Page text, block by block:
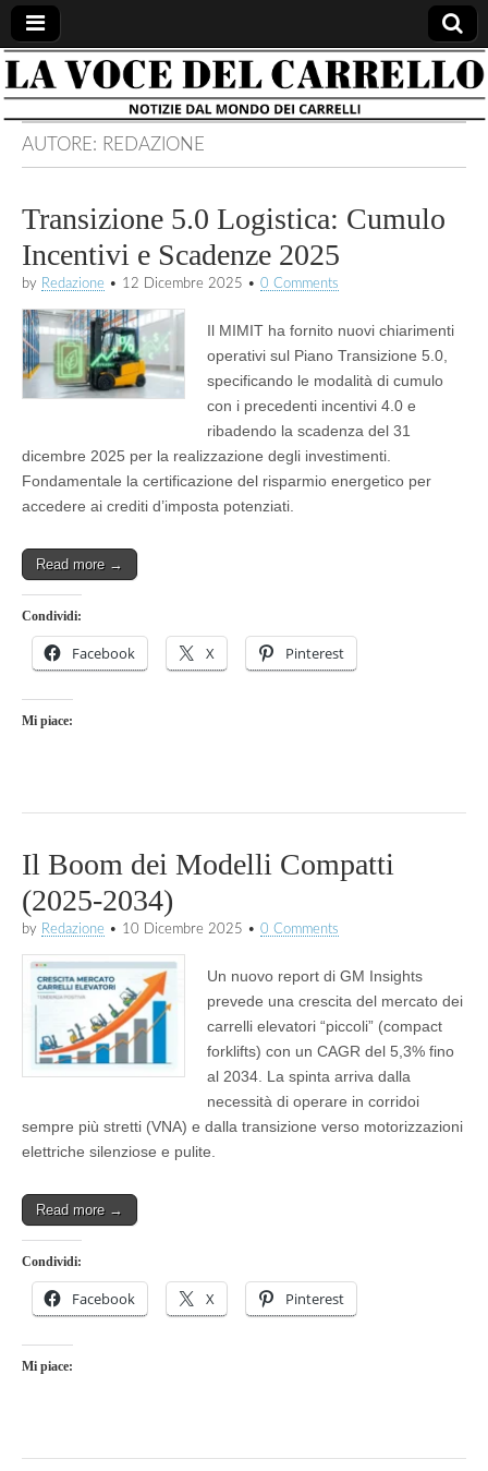
la voce
del
carrello
notizie
dal
mondo
dei
AUTORE: REDAZIONE
Transizione 5.0 Logistica: Cumulo
Incentivi e Scadenze 2025
by Redazione • 12 Dicembre 2025 • 0 Comments
Il MIMIT ha fornito nuovi chiarimenti
operativi sul Piano Transizione 5.0,
specificando le modalità di cumulo
con i precedenti incentivi 4.0 e
ribadendo la scadenza del 31
dicembre 2025 per la realizzazione degli investimenti.
Fondamentale la certificazione del risparmio energetico per
accedere ai crediti d’imposta potenziati.
Read more →
Condividi:
Facebook X Pinterest
Mi piace:
Il Boom dei Modelli Compatti
(2025-2034)
by Redazione • 10 Dicembre 2025 • 0 Comments
Un nuovo report di GM Insights
prevede una crescita del mercato dei
carrelli elevatori “piccoli” (compact
forklifts) con un CAGR del 5,3% fino
al 2034. La spinta arriva dalla
necessità di operare in corridoi
sempre più stretti (VNA) e dalla transizione verso motorizzazioni
elettriche silenziose e pulite.
Read more →
Condividi:
Facebook X Pinterest
Mi piace: